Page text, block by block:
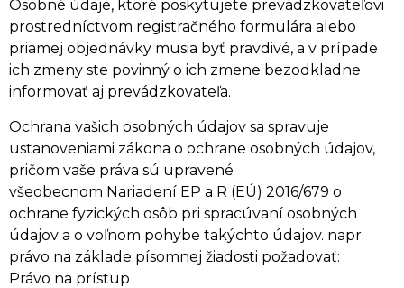
Osobné údaje, ktoré poskytujete prevádzkovateľovi
prostredníctvom registračného formulára alebo
priamej objednávky musia byť pravdivé, a v prípade
ich zmeny ste povinný o ich zmene bezodkladne
informovať aj prevádzkovateľa.
Ochrana vašich osobných údajov sa spravuje
ustanoveniami zákona o ochrane osobných údajov,
pričom vaše práva sú upravené
všeobecnom Nariadení EP a R (EÚ) 2016/679 o
ochrane fyzických osôb pri spracúvaní osobných
údajov a o voľnom pohybe takýchto údajov. napr.
právo na základe písomnej žiadosti požadovať:
Právo na prístup